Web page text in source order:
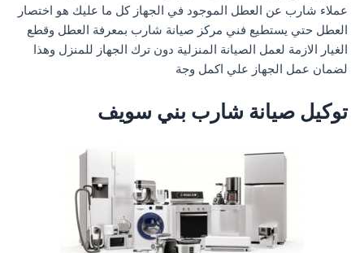
عملاء شارب عن العطل الموجود في الجهاز كل ما عليك هو اختصار
العطل حتي يستطيع فني مركز صيانة شارب بمعرفة العطل وقطع
الغيار الازمة لعمل الصيانة المنزلية دون ترك الجهاز للمنزل وهذا
لضمان عمل الجهاز علي اكمل وجة
توكيل صيانة شارب بني سويف